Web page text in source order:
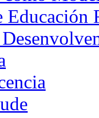
Educación